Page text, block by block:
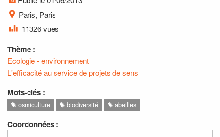
Paris, Paris
11326 vues
Thème :
Ecologie - environnement
L'efficacité au service de projets de sens
Mots-clés :
osmiculture biodiversité abeilles
Coordonnées :